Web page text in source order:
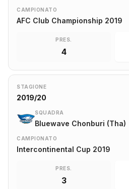
CAMPIONATO
AFC Club Championship 2019
PRES.
4
STAGIONE
2019/20
SQUADRA
Bluewave Chonburi (Tha)
CAMPIONATO
Intercontinental Cup 2019
PRES.
3